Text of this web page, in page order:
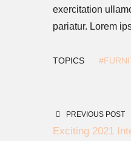
exercitation
pariatur. Lorem
TOPICS
PREVIOUS POST
Exciting 2021